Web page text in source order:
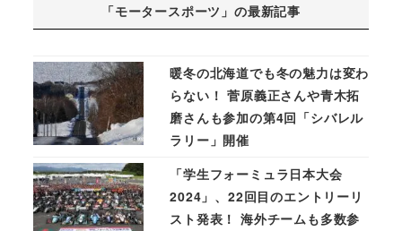
「モータースポーツ」の最新記事
暖冬の北海道でも冬の魅力は変わ
らない！ 菅原義正さんや青木拓
磨さんも参加の第4回「シバレル
ラリー」開催
「学生フォーミュラ日本大会
2024」、22回目のエントリーリ
スト発表！ 海外チームも多数参